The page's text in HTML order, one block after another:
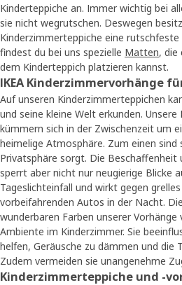
Kinderteppiche an. Immer wichtig bei
sie nicht wegrutschen. Deswegen
Kinderzimmerteppiche eine
findest du bei uns spezielle Matten, die
dem Kinderteppich platzieren kannst.
IKEA Kinderzimmervorhänge
Auf unseren Kinderzimmerteppichen
und seine kleine Welt erkunden.
kümmern sich in der Zwischenzeit um
heimelige Atmosphäre. Zum einen
Privatsphäre sorgt. Die Beschaffenheit
sperrt aber nicht nur neugierige Blicke
Tageslichteinfall und wirkt gegen
vorbeifahrenden Autos in der Nacht.
wunderbaren Farben unserer Vorhänge
Ambiente im Kinderzimmer. Sie
helfen, Geräusche zu dämmen und die
Zudem vermeiden sie unangenehme
Kinderzimmerteppiche und -